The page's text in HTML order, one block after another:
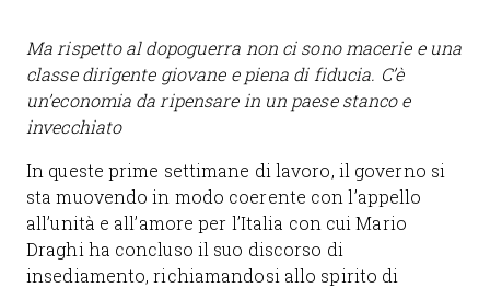
Ma rispetto al dopoguerra non ci sono macerie e una
classe dirigente giovane e piena di fiducia. C’è
un’economia da ripensare in un paese stanco e
invecchiato
In queste prime settimane di lavoro, il governo si
sta muovendo in modo coerente con l’appello
all’unità e all’amore per l’Italia con cui Mario
Draghi ha concluso il suo discorso di
insediamento, richiamandosi allo spirito di